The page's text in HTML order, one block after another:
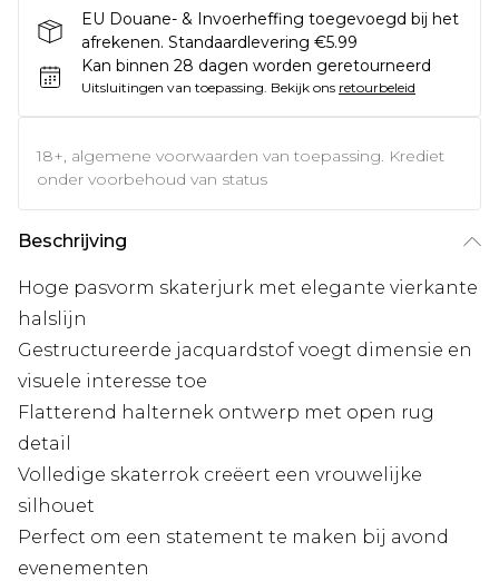
EU Douane- & Invoerheffing toegevoegd bij het
afrekenen. Standaardlevering €5.99
Kan binnen 28 dagen worden geretourneerd
Uitsluitingen van toepassing. Bekijk ons retourbeleid
18+, algemene voorwaarden van toepassing. Krediet
onder voorbehoud van status
Beschrijving
Hoge pasvorm skaterjurk met elegante vierkante
halslijn
Gestructureerde jacquardstof voegt dimensie en
visuele interesse toe
Flatterend halternek ontwerp met open rug
detail
Volledige skaterrok creëert een vrouwelijke
silhouet
Perfect om een statement te maken bij avond
evenementen